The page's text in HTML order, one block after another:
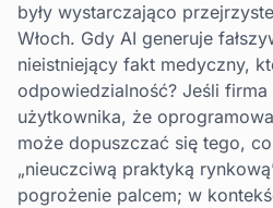
były wystarczająco
Włoch. Gdy AI generuje
nieistniejący fakt medyczny,
odpowiedzialność? Jeśli firma
użytkownika, że
może dopuszczać się tego,
„nieuczciwą praktyką
pogrożenie palcem; w